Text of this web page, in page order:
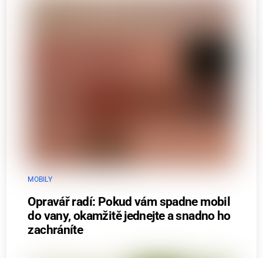
MOBILY
Opravář radí: Pokud vám spadne mobil
do vany, okamžitě jednejte a snadno ho
zachráníte